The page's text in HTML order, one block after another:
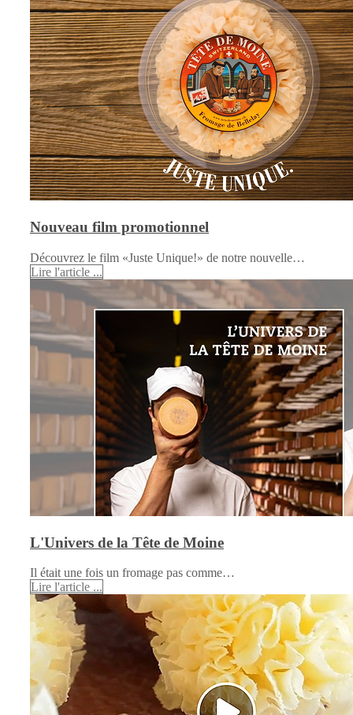
Nouveau film promotionnel
Découvrez le film «Juste Unique!» de notre nouvelle…
Lire l'article ...
L'Univers de la Tête de Moine
Il était une fois un fromage pas comme…
Lire l'article ...